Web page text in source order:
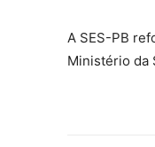
A SES-PB
Ministério da